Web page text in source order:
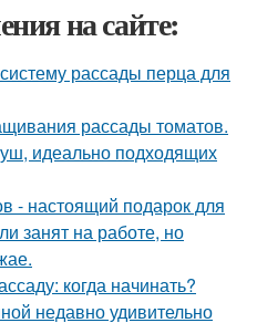
на сайте:
рассады перца для
рассады томатов.
идеально подходящих
- настоящий подарок для
занят на работе, но
когда начинать?
недавно удивительно